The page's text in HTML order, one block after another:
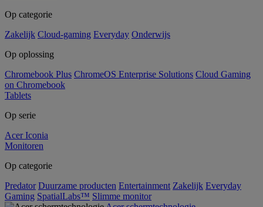
Op categorie
Zakelijk Cloud-gaming Everyday Onderwijs
Op oplossing
Chromebook Plus ChromeOS Enterprise Solutions Cloud Gaming
on Chromebook
Tablets
Op serie
Acer Iconia
Monitoren
Op categorie
Predator Duurzame producten Entertainment Zakelijk Everyday
Gaming SpatialLabs™ Slimme monitor